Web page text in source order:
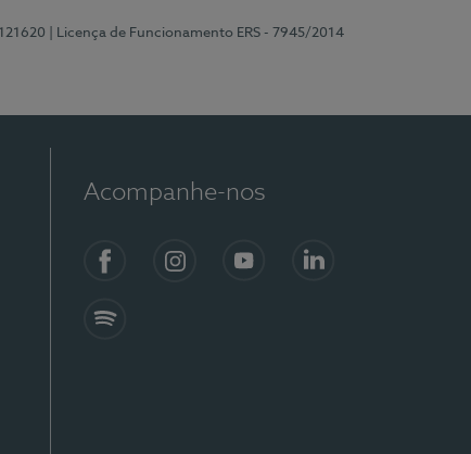
| Licença de Funcionamento ERS - 7945/2014
Acompanhe-nos